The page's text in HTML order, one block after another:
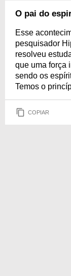
O pai do
Esse
pesquisador
resolveu
que uma força
sendo os
Temos o
COPIAR